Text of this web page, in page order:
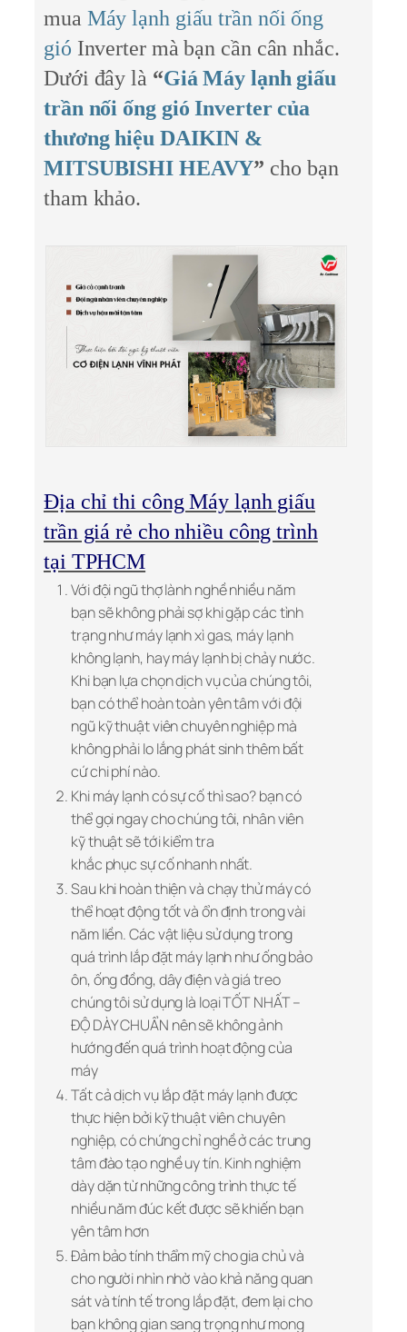
mua Máy lạnh giấu trần nối ống
gió Inverter mà bạn cần cân nhắc.
Dưới đây là “Giá Máy lạnh giấu
trần nối ống gió Inverter của
thương hiệu DAIKIN &
MITSUBISHI HEAVY” cho bạn
tham khảo.
Địa chỉ thi công Máy lạnh giấu
trần giá rẻ cho nhiều công trình
tại TPHCM
Với đội ngũ thợ lành nghề nhiều năm
bạn sẽ không phải sợ khi gặp các tình
trạng như máy lạnh xì gas, máy lạnh
không lạnh, hay máy lạnh bị chảy nước.
Khi bạn lựa chọn dịch vụ của chúng tôi,
bạn có thể hoàn toàn yên tâm với đội
ngũ kỹ thuật viên chuyên nghiệp mà
không phải lo lắng phát sinh thêm bất
cứ chi phí nào.
Khi máy lạnh có sự cố thì sao? bạn có
thể gọi ngay cho chúng tôi, nhân viên
kỹ thuật sẽ tới kiểm tra
khắc phục sự cố nhanh nhất.
Sau khi hoàn thiện và chạy thử máy có
thể hoạt động tốt và ổn định trong vài
năm liền. Các vật liệu sử dụng trong
quá trình lắp đặt máy lạnh như ống bảo
ôn, ống đồng, dây điện và giá treo
chúng tôi sử dụng là loại TỐT NHẤT –
ĐỘ DÀY CHUẨN nên sẽ không ảnh
hướng đến quá trình hoạt động của
máy
Tất cả dịch vụ lắp đặt máy lạnh được
thực hiện bởi kỹ thuật viên chuyên
nghiệp, có chứng chỉ nghề ở các trung
tâm đào tạo nghề uy tín. Kinh nghiệm
dày dặn từ những công trình thực tế
nhiều năm đúc kết được sẽ khiến bạn
yên tâm hơn
Đảm bảo tính thẩm mỹ cho gia chủ và
cho người nhìn nhờ vào khả năng quan
sát và tính tế trong lắp đặt, đem lại cho
bạn không gian sang trọng như mong